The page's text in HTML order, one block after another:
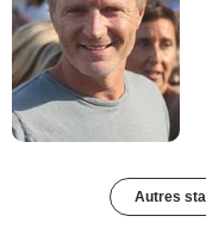
Autres